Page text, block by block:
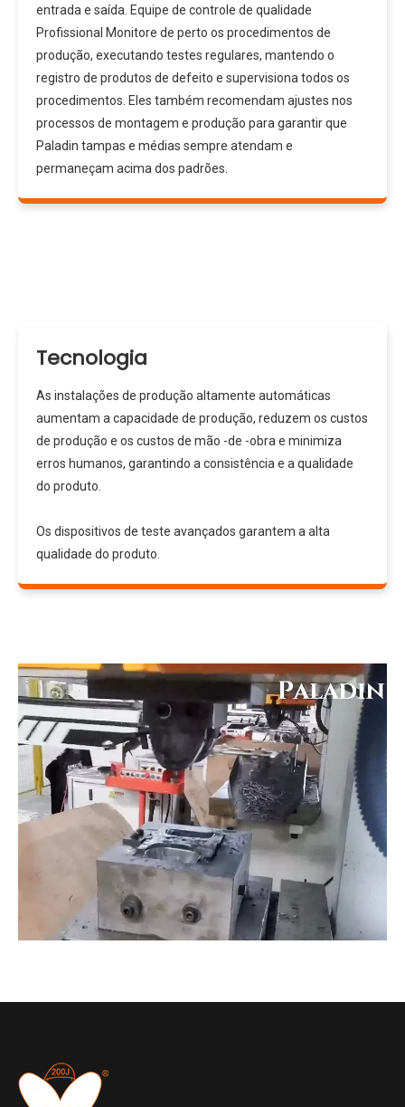
entrada e saída. Equipe de controle de qualidade
Profissional Monitore de perto os procedimentos de
produção, executando testes regulares, mantendo o
registro de produtos de defeito e supervisiona todos os
procedimentos. Eles também recomendam ajustes nos
processos de montagem e produção para garantir que
Paladin tampas e médias sempre atendam e
permaneçam acima dos padrões.
Tecnologia
As instalações de produção altamente automáticas
aumentam a capacidade de produção, reduzem os custos
de produção e os custos de mão -de -obra e minimiza
erros humanos, garantindo a consistência e a qualidade
do produto.
Os dispositivos de teste avançados garantem a alta
qualidade do produto.